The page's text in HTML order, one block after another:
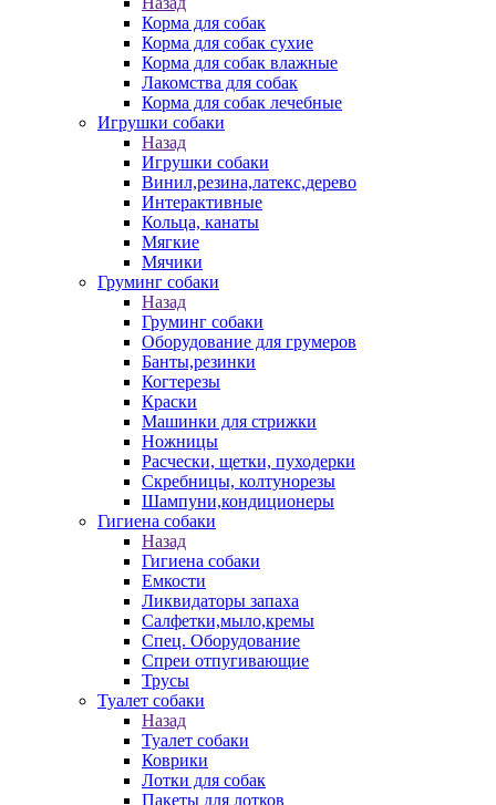
Корма для собак
Корма для собак сухие
Корма для собак влажные
Лакомства для собак
Корма для собак лечебные
Игрушки собаки
Назад
Игрушки собаки
Винил,резина,латекс,дерево
Интерактивные
Кольца, канаты
Мягкие
Мячики
Груминг собаки
Назад
Груминг собаки
Оборудование для грумеров
Банты,резинки
Когтерезы
Краски
Машинки для стрижки
Ножницы
Расчески, щетки, пуходерки
Скребницы, колтунорезы
Шампуни,кондиционеры
Гигиена собаки
Назад
Гигиена собаки
Емкости
Ликвидаторы запаха
Салфетки,мыло,кремы
Спец. Оборудование
Спреи отпугивающие
Трусы
Туалет собаки
Назад
Туалет собаки
Коврики
Лотки для собак
Пакеты для лотков